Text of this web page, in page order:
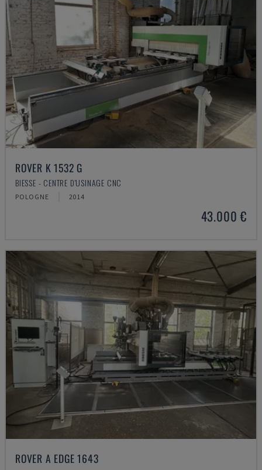
ROVER K 1532 G
BIESSE - CENTRE D'USINAGE CNC
POLOGNE 2014
43.000 €
ROVER A EDGE 1643